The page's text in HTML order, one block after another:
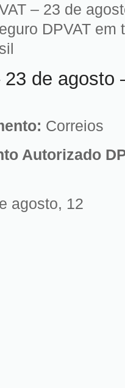
– 23 de
DPVAT
23 de agosto
Correios
Autorizado
agosto, 12